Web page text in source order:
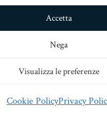
Accetta
Nega
Visualizza le preferenze
Cookie PolicyPrivacy
ascoltato con
stesso me lo consente,
mentre a suo